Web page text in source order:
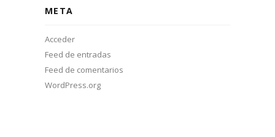
META
Acceder
Feed de entradas
Feed de comentarios
WordPress.org